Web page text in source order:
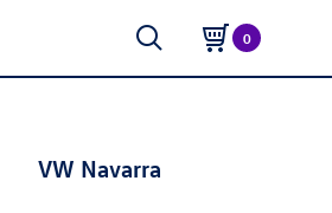
0
VW Navarra